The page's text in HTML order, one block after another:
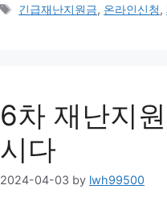
Tags
긴급재난지원금, 온라인신청,
6차 재난지
시다
2024-04-03 by lwh99500